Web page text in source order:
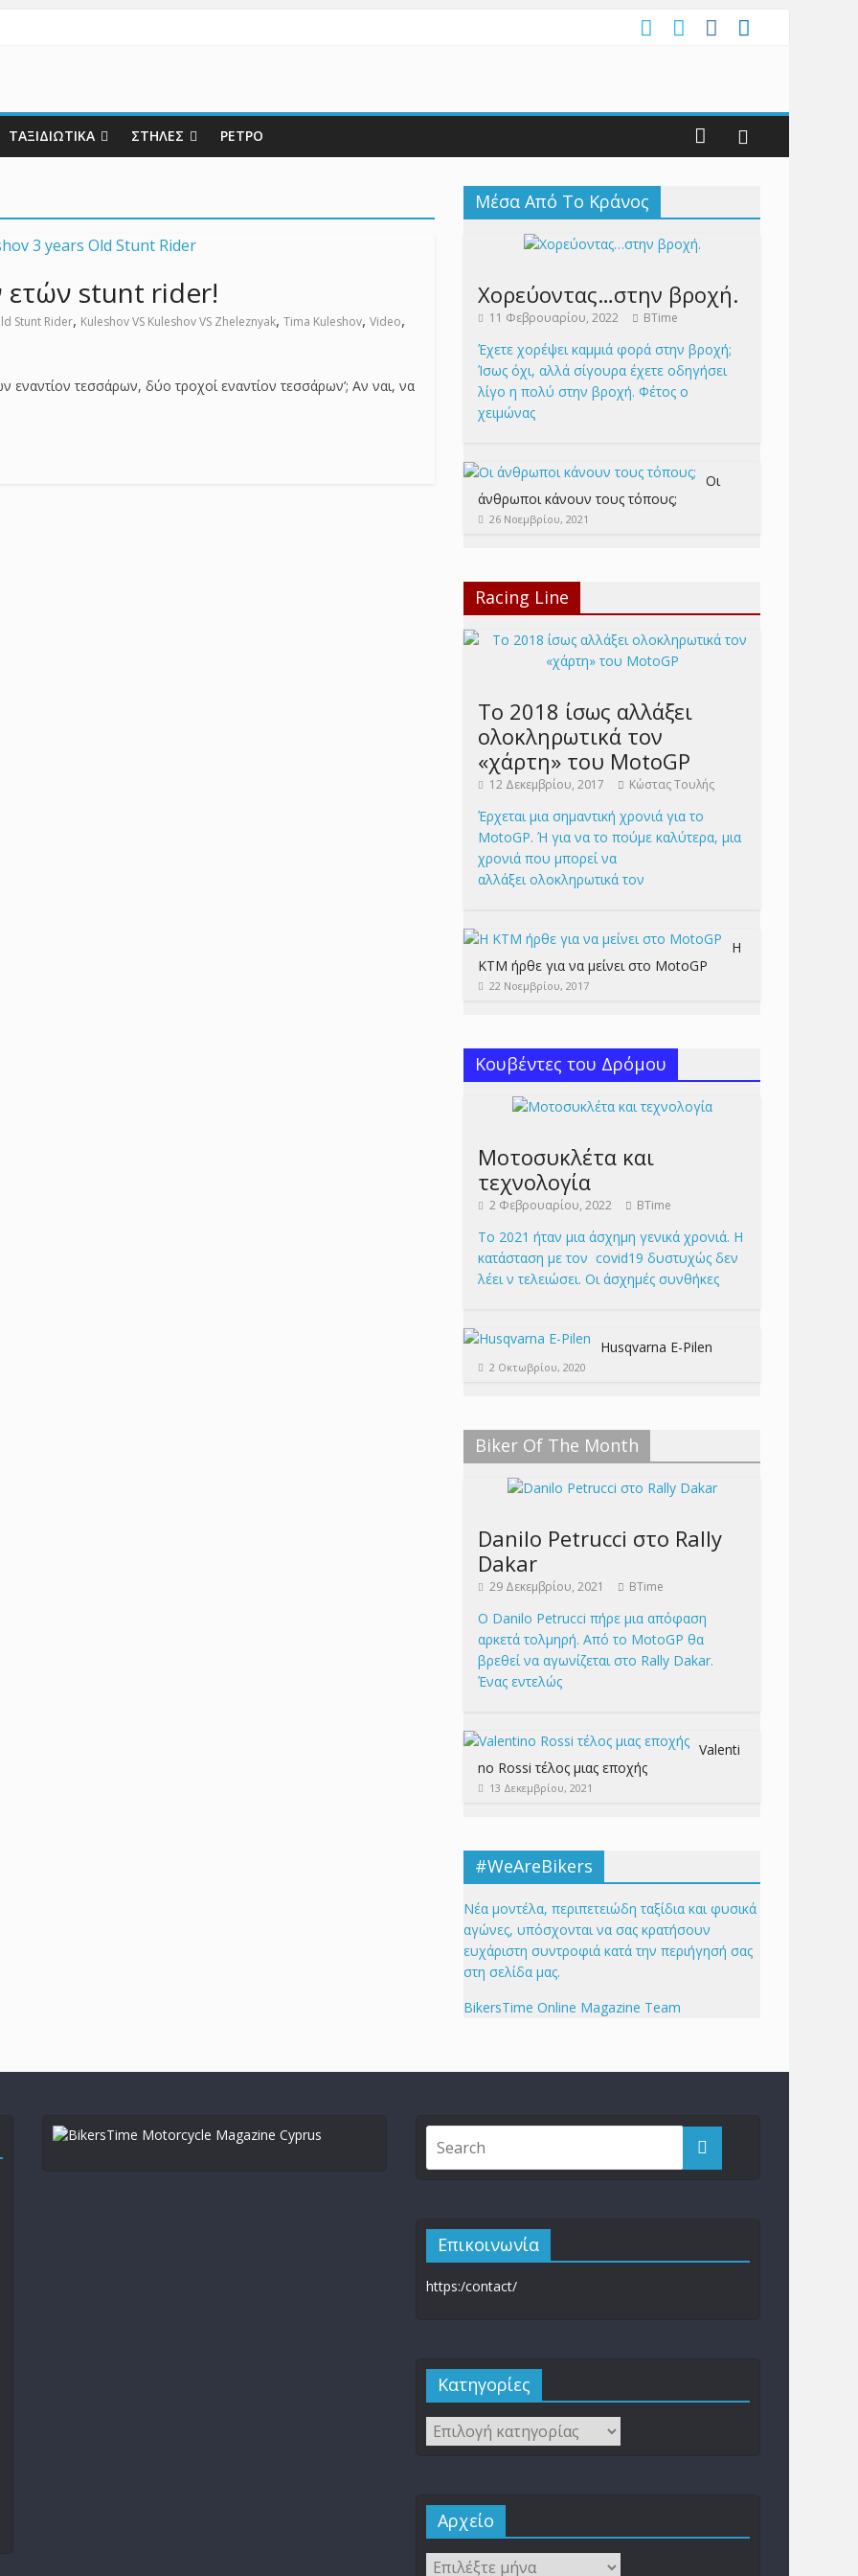
ΤΑΞΙΔΙΩΤΙΚΑ ΣΤΗΛΕΣ ΡΕΤΡΟ
ετών stunt rider!
Stunt Rider, Kuleshov VS Kuleshov VS Zheleznyak, Tima Kuleshov, Video,
τεσσάρων, δύο τροχοί εναντίον τεσσάρων’; Αν ναι, να
Μέσα Από Το Κράνος
Χορεύοντας…στην βροχή.
11 Φεβρουαρίου, 2022 BTime
Έχετε χορέψει καμμιά φορά στην βροχή;
Ίσως όχι, αλλά σίγουρα έχετε οδηγήσει
λίγο η πολύ στην βροχή. Φέτος ο
χειμώνας
Οι
άνθρωποι κάνουν τους τόπους;
26 Νοεμβρίου, 2021
Racing Line
Το 2018 ίσως αλλάξει
ολοκληρωτικά τον
«χάρτη» του MotoGP
12 Δεκεμβρίου, 2017 Κώστας Τουλής
Έρχεται μια σημαντική χρονιά για το
MotoGP. Ή για να το πούμε καλύτερα, μια
χρονιά που μπορεί να
αλλάξει ολοκληρωτικά τον
Η
KTM ήρθε για να μείνει στο MotoGP
22 Νοεμβρίου, 2017
Κουβέντες του Δρόμου
Μοτοσυκλέτα και
τεχνολογία
2 Φεβρουαρίου, 2022 BTime
Το 2021 ήταν μια άσχημη γενικά χρονιά. Η
κατάσταση με τον covid19 δυστυχώς δεν
λέει ν τελειώσει. Οι άσχημές συνθήκες
Husqvarna E-Pilen
2 Οκτωβρίου, 2020
Biker Of The Month
Danilo Petrucci στο Rally
Dakar
29 Δεκεμβρίου, 2021 BTime
Ο Danilo Petrucci πήρε μια απόφαση
αρκετά τολμηρή. Από το MotoGP θα
βρεθεί να αγωνίζεται στο Rally Dakar.
Ένας εντελώς
Valenti
no Rossi τέλος μιας εποχής
13 Δεκεμβρίου, 2021
#WeAreBikers
Νέα μοντέλα, περιπετειώδη ταξίδια και φυσικά
αγώνες, υπόσχονται να σας κρατήσουν
ευχάριστη συντροφιά κατά την περιήγησή σας
στη σελίδα μας.
BikersTime Online Magazine Team
Επικοινωνία
https:/contact/
Kατηγορίες
Αρχείο